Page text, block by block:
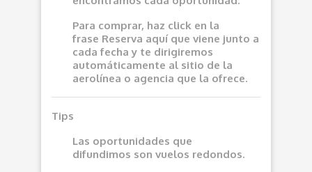
Para comprar, haz click en la
frase Reserva aquí que viene junto a
cada fecha y te dirigiremos
automáticamente al sitio de la
aerolínea o agencia que la ofrece.
Tips
Las oportunidades que
difundimos son vuelos redondos.